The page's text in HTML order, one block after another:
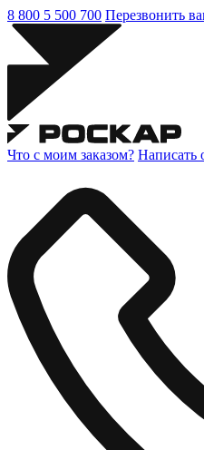
8 800 5 500 700 Перезвонить
Что с моим заказом? Написать